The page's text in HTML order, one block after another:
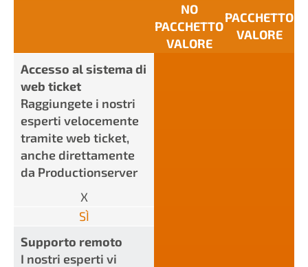
NO
PACCHETTO
VALORE
PACCHETTO
VALORE
Accesso al sistema di
web ticket
Raggiungete i nostri
esperti velocemente
tramite web ticket,
anche direttamente
da Productionserver
X
SÌ
Supporto remoto
I nostri esperti vi